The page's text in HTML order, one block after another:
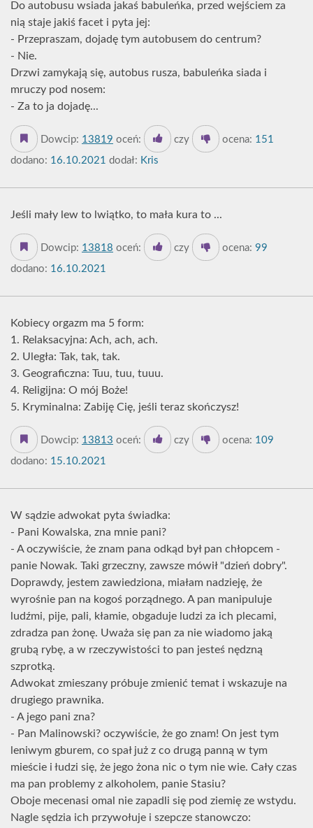
Do autobusu wsiada jakaś babuleńka, przed wejściem za
nią staje jakiś facet i pyta jej:
- Przepraszam, dojadę tym autobusem do centrum?
- Nie.
Drzwi zamykają się, autobus rusza, babuleńka siada i
mruczy pod nosem:
- Za to ja dojadę...
Dowcip: 13819 oceń: czy ocena: 151
dodano: 16.10.2021 dodał: Kris
Jeśli mały lew to lwiątko, to mała kura to ...
Dowcip: 13818 oceń: czy ocena: 99
dodano: 16.10.2021
Kobiecy orgazm ma 5 form:
1. Relaksacyjna: Ach, ach, ach.
2. Uległa: Tak, tak, tak.
3. Geograficzna: Tuu, tuu, tuuu.
4. Religijna: O mój Boże!
5. Kryminalna: Zabiję Cię, jeśli teraz skończysz!
Dowcip: 13813 oceń: czy ocena: 109
dodano: 15.10.2021
W sądzie adwokat pyta świadka:
- Pani Kowalska, zna mnie pani?
- A oczywiście, że znam pana odkąd był pan chłopcem -
panie Nowak. Taki grzeczny, zawsze mówił "dzień dobry".
Doprawdy, jestem zawiedziona, miałam nadzieję, że
wyrośnie pan na kogoś porządnego. A pan manipuluje
ludźmi, pije, pali, kłamie, obgaduje ludzi za ich plecami,
zdradza pan żonę. Uważa się pan za nie wiadomo jaką
grubą rybę, a w rzeczywistości to pan jesteś nędzną
szprotką.
Adwokat zmieszany próbuje zmienić temat i wskazuje na
drugiego prawnika.
- A jego pani zna?
- Pan Malinowski? oczywiście, że go znam! On jest tym
leniwym gburem, co spał już z co drugą panną w tym
mieście i łudzi się, że jego żona nic o tym nie wie. Cały czas
ma pan problemy z alkoholem, panie Stasiu?
Oboje mecenasi omal nie zapadli się pod ziemię ze wstydu.
Nagle sędzia ich przywołuje i szepcze stanowczo: